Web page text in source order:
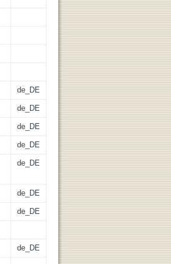
de_DE
de_DE
de_DE
de_DE
de_DE
de_DE
de_DE
de_DE